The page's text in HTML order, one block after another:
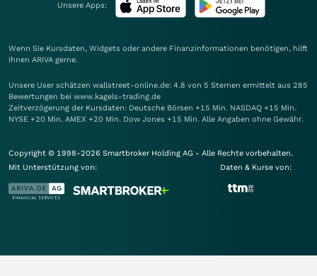
Unsere Apps:
Wenn Sie Kursdaten, Widgets oder andere Finanzinformationen benötigen, hilft
Ihnen ARIVA gerne.
Unsere User schätzen wallstreet-online.de: 4.8 von 5 Sternen ermittelt aus 285
Bewertungen bei www.kagels-trading.de
Zeitverzögerung der Kursdaten: Deutsche Börsen +15 Min. NASDAQ +15 Min.
NYSE +20 Min. AMEX +20 Min. Dow Jones +15 Min. Alle Angaben ohne Gewähr.
Copyright © 1998-2026 Smartbroker Holding AG - Alle Rechte vorbehalten.
Mit Unterstützung von:
Daten & Kurse von: